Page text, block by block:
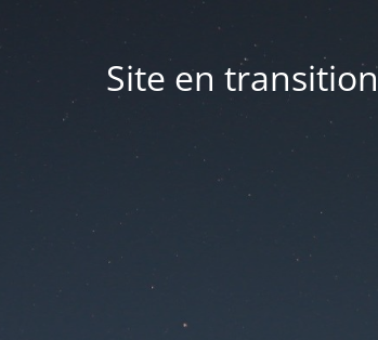
Site en transition